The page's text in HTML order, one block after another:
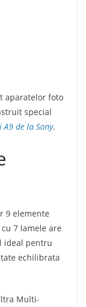
aparatelor foto
special
A9 de la Sony.
9 elemente
7 lamele are
ideal pentru
echilibrata
Multi-